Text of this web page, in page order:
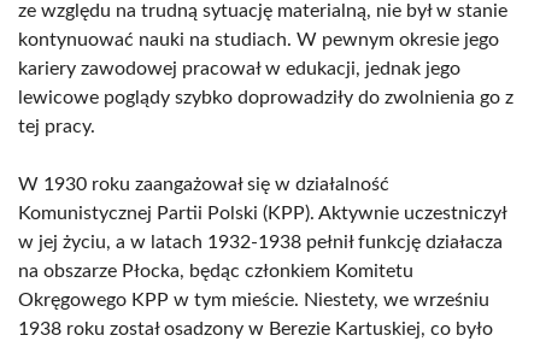
ze względu na trudną sytuację materialną, nie był w stanie
kontynuować nauki na studiach. W pewnym okresie jego
kariery zawodowej pracował w edukacji, jednak jego
lewicowe poglądy szybko doprowadziły do zwolnienia go z
tej pracy.
W 1930 roku zaangażował się w działalność
Komunistycznej Partii Polski (KPP). Aktywnie uczestniczył
w jej życiu, a w latach 1932-1938 pełnił funkcję działacza
na obszarze Płocka, będąc członkiem Komitetu
Okręgowego KPP w tym mieście. Niestety, we wrześniu
1938 roku został osadzony w Berezie Kartuskiej, co było